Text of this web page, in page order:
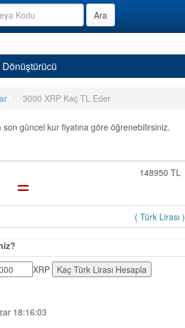
3000 XRP Kaç TL Eder
güncel kur fiyatına göre öğrenebilirsiniz.
= 148950 TL
( Türk Lirası )
XRP
18:16:03